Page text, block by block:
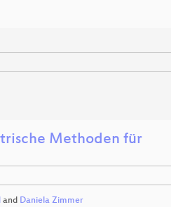
Methoden für
and Daniela Zimmer